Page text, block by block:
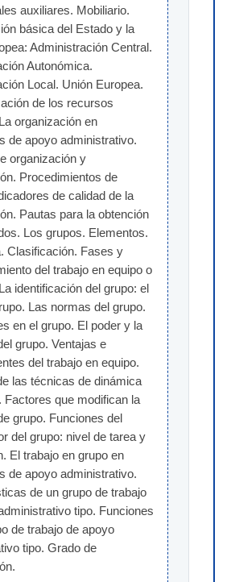
auxiliares. Mobiliario.
básica del Estado y la
Administración Central.
Autonómica.
Local. Unión Europea.
de los recursos
organización en
de apoyo administrativo.
organización y
Procedimientos de
de calidad de la
Pautas para la obtención
Los grupos. Elementos.
Clasificación. Fases y
del trabajo en equipo o
identificación del grupo: el
Las normas del grupo.
en el grupo. El poder y la
grupo. Ventajas e
del trabajo en equipo.
las técnicas de dinámica
Factores que modifican la
grupo. Funciones del
del grupo: nivel de tarea y
El trabajo en grupo en
de apoyo administrativo.
de un grupo de trabajo
tipo. Funciones
de trabajo de apoyo
tipo. Grado de